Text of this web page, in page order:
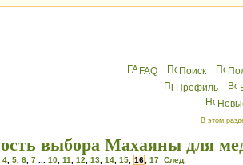
FAQ Поиск
Профиль
В этом
выбора Махаяны для
4 5 6 7 10 11 12 13 14 15 16 17 След.